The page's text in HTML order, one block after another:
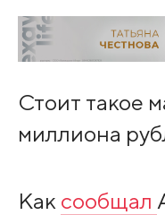
Стоит такое
миллиона
Как сообщал